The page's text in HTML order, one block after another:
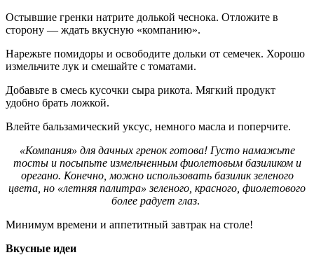
Остывшие гренки натрите долькой чеснока. Отложите в
сторону — ждать вкусную «компанию».
Нарежьте помидоры и освободите дольки от семечек. Хорошо
измельчите лук и смешайте с томатами.
Добавьте в смесь кусочки сыра рикота. Мягкий продукт
удобно брать ложкой.
Влейте бальзамический уксус, немного масла и поперчите.
«Компания» для дачных гренок готова! Густо намажьте
тосты и посыпьте измельченным фиолетовым базиликом и
орегано. Конечно, можно использовать базилик зеленого
цвета, но «летняя палитра» зеленого, красного, фиолетового
более радует глаз.
Минимум времени и аппетитный завтрак на столе!
Вкусные идеи